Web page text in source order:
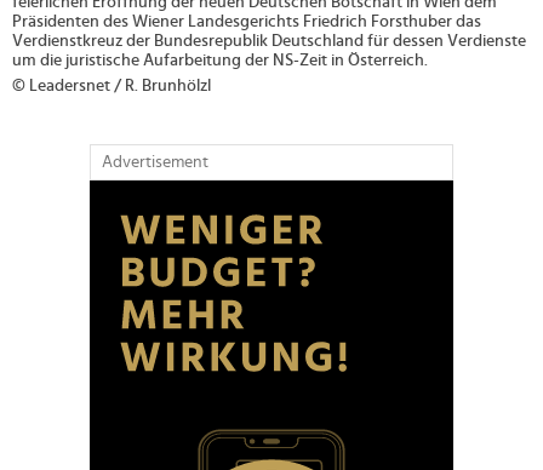
Präsidenten des Wiener Landesgerichts Friedrich Forsthuber das
Verdienstkreuz der Bundesrepublik Deutschland für dessen Verdienste
um die juristische Aufarbeitung der NS-Zeit in Österreich.
© Leadersnet / R. Brunhölzl
Advertisement